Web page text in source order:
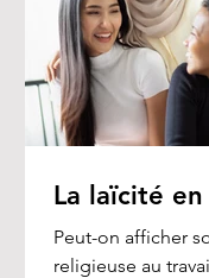
La laïcité
Peut-on afficher
religieuse au